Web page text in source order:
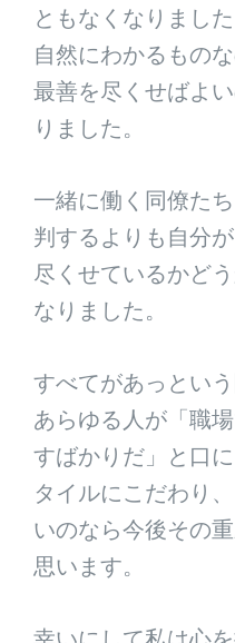
ともなくなりまし
自然にわかるもの
最善を尽くせばよ
りました。
一緒に働く同僚た
判するよりも自分
尽くせているかど
なりました。
すべてがあっとい
あらゆる人が「職
すばかりだ」と口
タイルにこだわり
いのなら今後その
思います。